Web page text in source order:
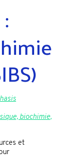
biochimie,
et